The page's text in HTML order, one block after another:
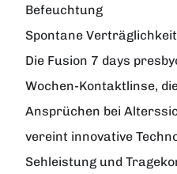
Befeuchtung
Spontane Verträglichkeit
Die Fusion 7 days
Wochen-Kontaktlinse,
Ansprüchen bei
vereint innovative
Sehleistung und